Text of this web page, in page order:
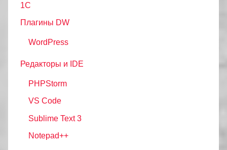
1С
Плагины DW
WordPress
Редакторы и IDE
PHPStorm
VS Code
Sublime Text 3
Notepad++